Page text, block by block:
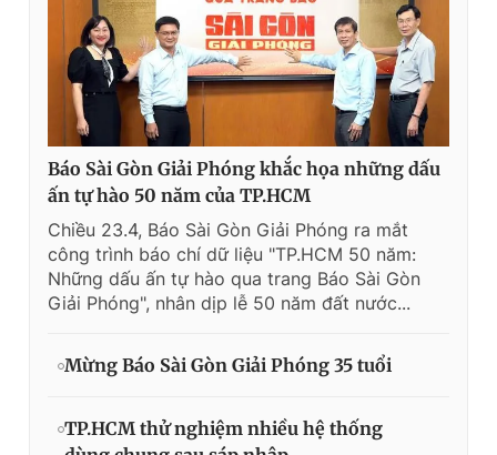
Báo Sài Gòn Giải Phóng khắc họa những dấu
ấn tự hào 50 năm của TP.HCM
Chiều 23.4, Báo Sài Gòn Giải Phóng ra mắt
công trình báo chí dữ liệu "TP.HCM 50 năm:
Những dấu ấn tự hào qua trang Báo Sài Gòn
Giải Phóng", nhân dịp lễ 50 năm đất nước...
Mừng Báo Sài Gòn Giải Phóng 35 tuổi
TP.HCM thử nghiệm nhiều hệ thống